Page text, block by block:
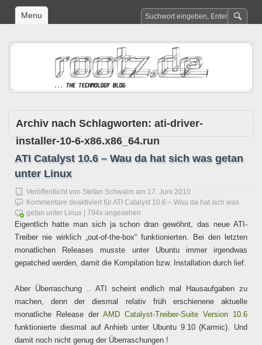
Menu
Archiv nach Schlagworten: ati-driver-
installer-10-6-x86.x86_64.run
ATI Catalyst 10.6 – Wau da hat sich was getan
unter Linux
Veröffentlicht von Stefan Schwalm am 17. Juni 2010
Kommentare deaktiviert für ATI Catalyst 10.6 – Wau da hat sich was
getan unter Linux | 794x angesehen
Eigentlich hatte man sich ja schon dran gewöhnt, das neue ATI-
Treiber nie wirklich „out-of-the-box“ funktionierten. Bei den letzten
monatlichen Releases musste unter Ubuntu immer irgendwas
gepatched werden, damit die Kompilation bzw. Installation durch lief.
Aber Überraschung .. ATI scheint endlich mal Hausaufgaben zu
machen, denn der diesmal relativ früh erschienene aktuelle
monatliche Release der AMD Catalyst-Treiber-Suite Version 10.6
funktionierte diesmal auf Anhieb unter Ubuntu 9.10 (Karmic). Und
damit noch nicht genug der Überraschungen !